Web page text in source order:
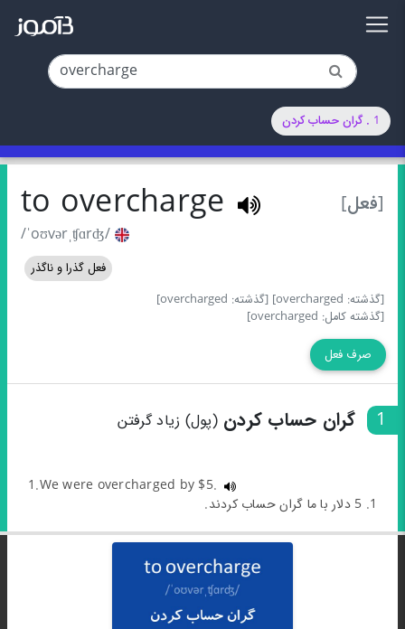
1 . گران حساب کردن
[فعل] to overcharge
/ˈoʊvərˌʧɑrʤ/
فعل گذرا و ناگذر
[گذشته: overcharged]
[گذشته: overcharged]
[گذشته کامل: overcharged]
صرف فعل
1 گران حساب کردن(پول) زیاد گرفتن
1.We were overcharged by $5.
1. 5 دلار با ما گران حساب کردند.